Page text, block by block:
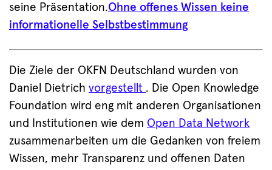
seine Präsentation.Ohne offenes Wissen keine
informationelle Selbstbestimmung
Die Ziele der OKFN Deutschland wurden von
Daniel Dietrich vorgestellt . Die Open Knowledge
Foundation wird eng mit anderen Organisationen
und Institutionen wie dem Open Data Network
zusammenarbeiten um die Gedanken von freiem
Wissen, mehr Transparenz und offenen Daten